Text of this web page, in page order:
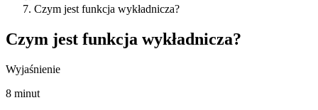
Czym jest funkcja wykładnicza?
Czym jest funkcja wykładnicza?
Wyjaśnienie
8 minut